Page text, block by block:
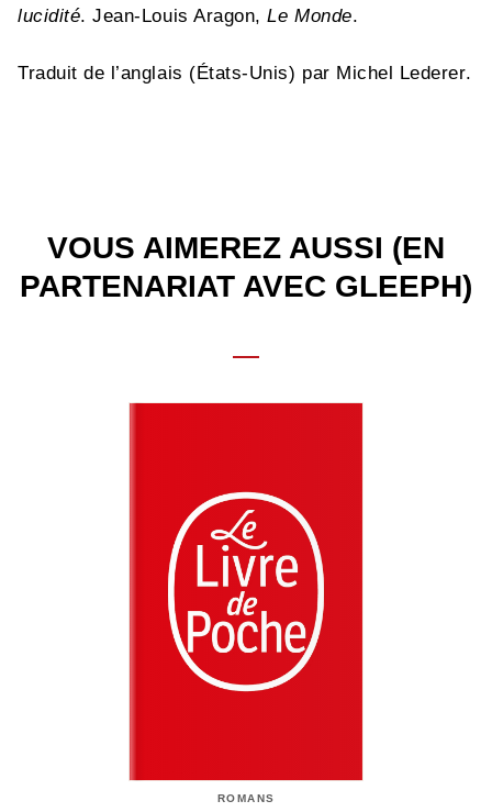
lucidité. Jean-Louis Aragon,Le Monde.
Traduit de l’anglais (États-Unis) par Michel Lederer.
VOUS AIMEREZ AUSSI (EN
PARTENARIAT AVEC GLEEPH)
ROMANS